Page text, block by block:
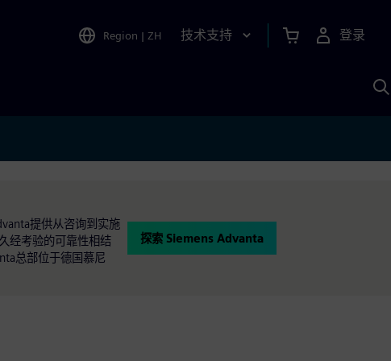
Region | ZH 技术支持 登录
提供从咨询到实施
经考验的可靠性相结
总部位于德国慕尼
探索 Siemens Advanta